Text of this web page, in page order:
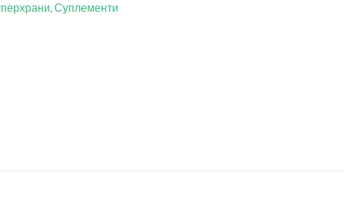
,Суплементи